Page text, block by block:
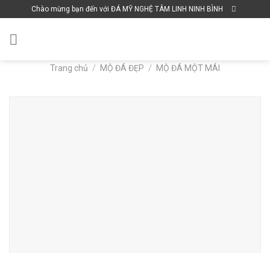
to
content
Chào mừng bạn đến với ĐÁ MỸ NGHỆ TÂM LINH NINH BÌNH
Trang chủ / MỘ ĐÁ ĐẸP / MỘ ĐÁ MỘT MÁI